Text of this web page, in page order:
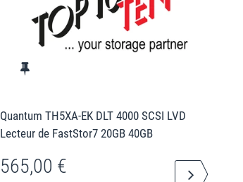
Quantum TH5XA-EK DLT 4000 SCSI LVD
Lecteur de FastStor7 20GB 40GB
565,00 €